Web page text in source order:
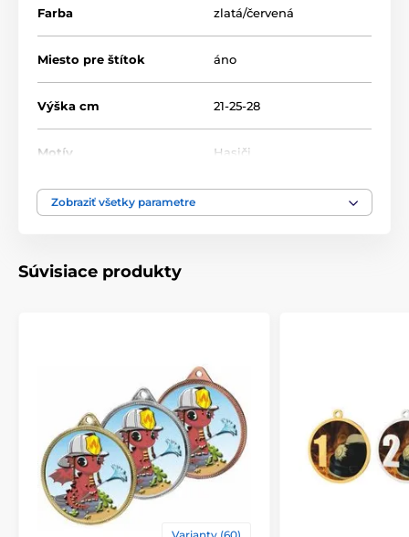
Farba zlatá/červená
Miesto pre štítok áno
Výška cm 21-25-28
Motív Hasiči
Spôsob personalizácie
Zobraziť všetky parametre
Súvisiace produkty